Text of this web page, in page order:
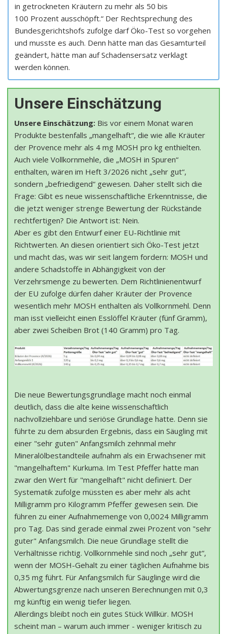
in getrockneten Kräutern zu mehr als 50 bis
100 Prozent ausschöpft.“ Der Rechtsprechung des
Bundesgerichtshofs zufolge darf Öko-Test so vorgehen
und musste es auch. Denn hätte man das Gesamturteil
geändert, hätte man auf Schadensersatz verklagt
werden können.
Unsere Einschätzung
Unsere Einschätzung: Bis vor einem Monat waren
Produkte bestenfalls „mangelhaft“, die wie alle Kräuter
der Provence mehr als 4 mg MOSH pro kg enthielten.
Auch viele Vollkornmehle, die „MOSH in Spuren“
enthalten, wären im Heft 3/2026 nicht „sehr gut“,
sondern „befriedigend“ gewesen. Daher stellt sich die
Frage: Gibt es neue wissenschaftliche Erkenntnisse, die
die jetzt weniger strenge Bewertung der Rückstände
rechtfertigen? Die Antwort ist: Nein.
Aber es gibt den Entwurf einer EU-Richtlinie mit
Richtwerten. An diesen orientiert sich Öko-Test jetzt
und macht das, was wir seit langem fordern: MOSH und
andere Schadstoffe in Abhängigkeit von der
Verzehrsmenge zu bewerten. Dem Richtlinienentwurf
der EU zufolge dürfen daher Kräuter der Provence
wesentlich mehr MOSH enthalten als Vollkornmehl. Denn
man isst vielleicht einen Esslöffel Kräuter (fünf Gramm),
aber zwei Scheiben Brot (140 Gramm) pro Tag.
Die neue Bewertungsgrundlage macht noch einmal
deutlich, dass die alte keine wissenschaftlich
nachvollziehbare und seriöse Grundlage hatte. Denn sie
führte zu dem absurden Ergebnis, dass ein Säugling mit
einer "sehr guten" Anfangsmilch zehnmal mehr
Mineralölbestandteile aufnahm als ein Erwachsener mit
"mangelhaftem" Kurkuma. Im Test Pfeffer hatte man
zwar den Wert für "mangelhaft" nicht definiert. Der
Systematik zufolge müssten es aber mehr als acht
Milligramm pro Kilogramm Pfeffer gewesen sein. Die
führen zu einer Aufnahmemenge von 0,0024 Milligramm
pro Tag. Das sind gerade einmal zwei Prozent von "sehr
guter" Anfangsmilch. Die neue Grundlage stellt die
Verhältnisse richtig. Vollkornmehle sind noch „sehr gut“,
wenn der MOSH-Gehalt zu einer täglichen Aufnahme bis
0,35 mg führt. Für Anfangsmilch für Säuglinge wird die
Abwertungsgrenze nach unseren Berechnungen mit 0,3
mg künftig ein wenig tiefer liegen.
Allerdings bleibt noch ein gutes Stück Willkür. MOSH
scheint man – warum auch immer - weniger kritisch zu